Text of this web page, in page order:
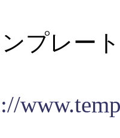
プレー